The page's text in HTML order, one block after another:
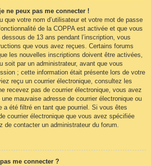
ne peux pas me connecter !
que votre nom d’utilisateur et votre mot de passe
de la COPPA est activée et que vous
de 13 ans pendant l’inscription, vous
que vous avez reçues. Certains forums
les nouvelles inscriptions doivent être activées,
soit par un administrateur, avant que vous
; cette information était présente lors de votre
reçu un courrier électronique, consultez les
recevez pas de courrier électronique, vous avez
mauvaise adresse de courrier électronique ou
a été filtré en tant que pourriel. Si vous êtes
courrier électronique que vous avez spécifiée
de contacter un administrateur du forum.
me connecter ?